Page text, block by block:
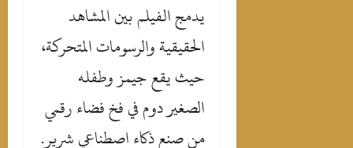
‎يدمج الفيلم بين المشاهد
الحقيقية والرسومات المتحركة،
حيث يقع جيمز وطفله
الصغير دوم في فخ فضاء رقمي
من صنع ذكاء اصطناعي شرير.